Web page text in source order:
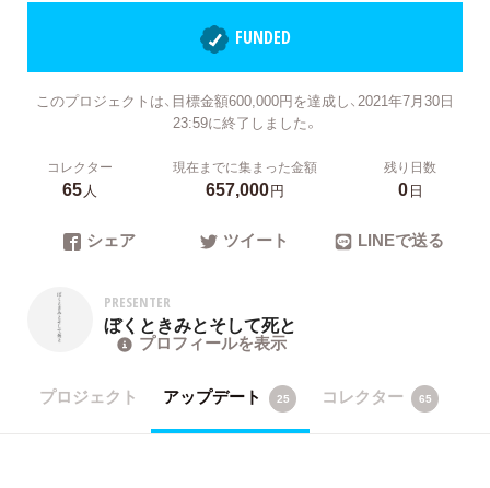
FUNDED
このプロジェクトは、目標金額600,000円を達成し、2021年7月30日
23:59に終了しました。
コレクター
65人
現在までに集まった金額
657,000円
残り日数
0日
シェア ツイート LINEで送る
PRESENTER
ぼくときみとそして死と
プロフィールを表示
プロジェクト アップデート 25 コレクター 65